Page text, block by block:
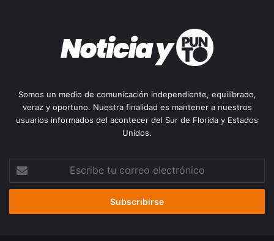
Somos un medio de comunicación independiente, equilibrado,
veraz y oportuno. Nuestra finalidad es mantener a nuestros
usuarios informados del acontecer del Sur de Florida y Estados
Unidos.
correo